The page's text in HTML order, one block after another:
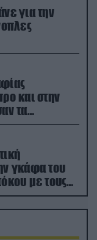
για την
και στην
τα
γκάφα του
με τους